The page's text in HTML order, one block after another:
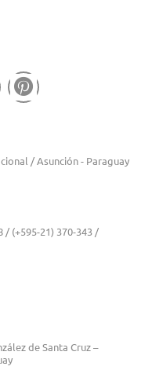
/ Asunción - Paraguay
/ (+595-21) 370-343 /
de Santa Cruz –